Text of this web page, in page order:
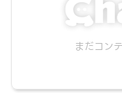
まだコン